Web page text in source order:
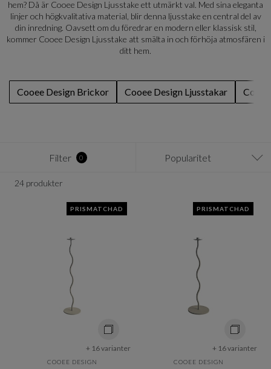
hem? Då är Cooee Design Ljusstake ett utmärkt val. Med sina eleganta
linjer och högkvalitativa material, blir denna ljusstake en central del av
din inredning. Oavsett om du föredrar en modern eller klassisk stil,
kommer Cooee Design Ljusstake att smälta in och förhöja atmosfären i
ditt hem.
Cooee Design Brickor Cooee Design Ljusstakar
Filter 0 Popularitet
24 produkter
PRISMATCHAD
+ 16 varianter
COOEE DESIGN
PRISMATCHAD
+ 16 varianter
COOEE DESIGN